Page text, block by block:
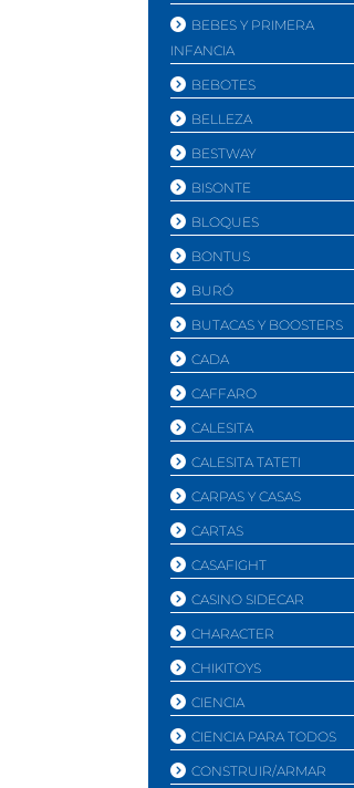
BEBES Y PRIMERA
INFANCIA
BEBOTES
BELLEZA
BESTWAY
BISONTE
BLOQUES
BONTUS
BURÓ
BUTACAS Y BOOSTERS
CADA
CAFFARO
CALESITA
CALESITA TATETI
CARPAS Y CASAS
CARTAS
CASAFIGHT
CASINO SIDECAR
CHARACTER
CHIKITOYS
CIENCIA
CIENCIA PARA TODOS
CONSTRUIR/ARMAR